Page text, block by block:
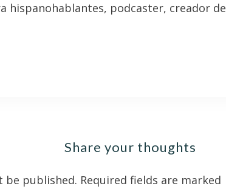
hispanohablantes, podcaster, creador de
Share your thoughts
be published. Required fields are marked